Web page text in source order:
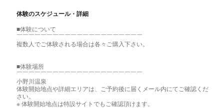
体験のスケジュール・詳細
■体験について
￣￣￣￣￣￣￣￣￣￣￣￣￣￣￣￣￣￣￣￣￣
複数人でご体験される場合は各々ご購入下さい。
■体験場所
￣￣￣￣￣￣￣￣￣￣￣￣￣￣￣￣￣￣￣￣￣
小野川温泉
体験開始地点や詳細エリアは、ご予約後に届くメール内にてご確認くだ
さい。
※ 体験開始地点は特設サイトでもご確認頂けます。